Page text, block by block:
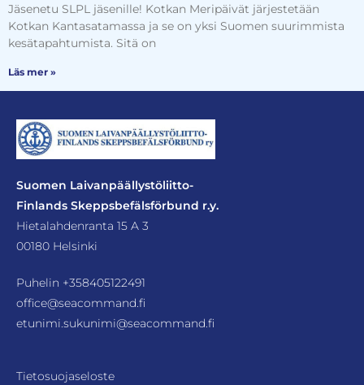
Jäsenetu SLPL jäsenille! Kotkan Meripäivät järjestetään
Kotkan Kantasatamassa ja se on yksi Suomen suurimmista
kesätapahtumista. Sitä on
Läs mer »
Suomen Laivanpäällystöliitto-
Finlands Skeppsbefälsförbund r.y.
Hietalahdenranta 15 A 3
00180 Helsinki
Puhelin +358405122491
office@seacommand.fi
etunimi.sukunimi@seacommand.fi
Tietosuojaseloste